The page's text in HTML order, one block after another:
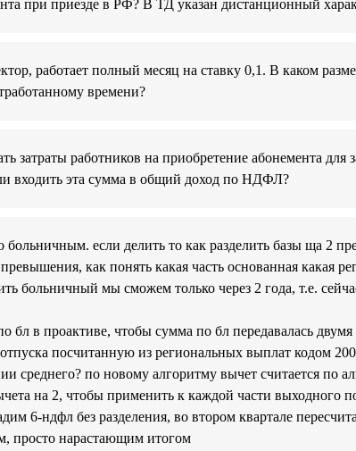
при приезде в РФ? В ТД указан дистанционный
работает полный месяц на ставку 0,1. В каком
времени?
затраты работников на приобретение абонемента для
входить эта сумма в общий доход по НДФЛ?
если делить то как разделить базы ща 2
как понять какая часть основанная какая
больничный мы сможем только через 2 года, т.е.
бл в проактиве, чтобы сумма по бл передавалась двумя
посчитанную из региональных выплат кодом
среднего? по новому алгоритму вычет считается по
на 2, чтобы применить к каждой части выходного
6-ндфл без разделения, во втором квартале
просто нарастающим итогом